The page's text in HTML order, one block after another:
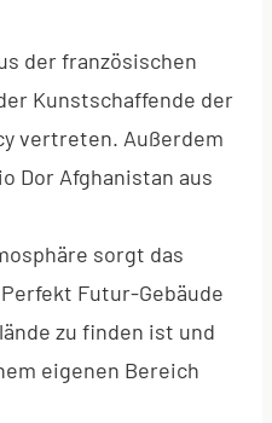
der französischen
Kunstschaffende der
vertreten. Außerdem
Dor Afghanistan aus
sorgt das
Futur-Gebäude
zu finden ist und
eigenen Bereich